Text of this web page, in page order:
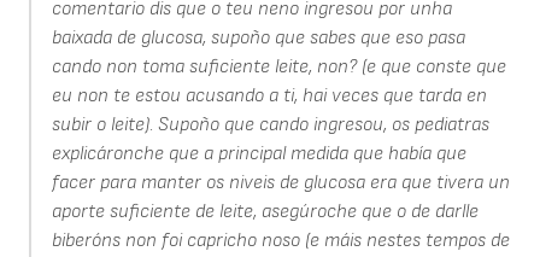
comentario dis que o teu neno ingresou por unha
baixada de glucosa, supoño que sabes que eso pasa
cando non toma suficiente leite, non? (e que conste que
eu non te estou acusando a ti, hai veces que tarda en
subir o leite). Supoño que cando ingresou, os pediatras
explicáronche que a principal medida que había que
facer para manter os niveis de glucosa era que tivera un
aporte suficiente de leite, asegúroche que o de darlle
biberóns non foi capricho noso (e máis nestes tempos de